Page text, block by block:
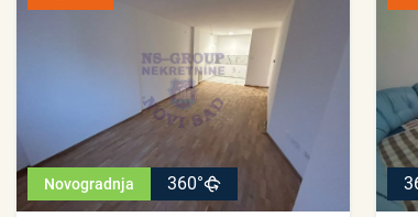
Novogradnja 360°